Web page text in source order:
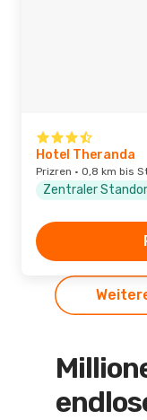
Hotel Theranda
Prizren · 0,8 km bis
Zentraler